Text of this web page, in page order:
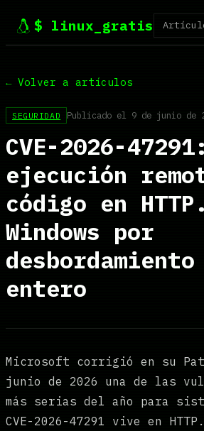
$ linux_gratis
← Volver a artículos
SEGURIDAD Publicado el 9 de junio de
CVE-2026-47291:
ejecución
código en
Windows por
desbordamiento
entero
Microsoft corrigió en su
junio de 2026 una de las
más serias del año para
CVE-2026-47291 vive en